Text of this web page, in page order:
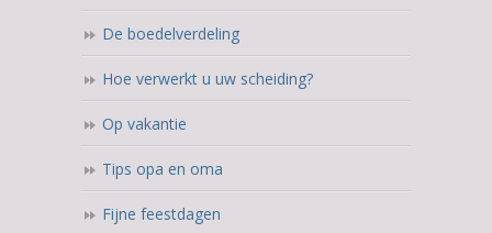
De boedelverdeling
Hoe verwerkt u uw scheiding?
Op vakantie
Tips opa en oma
Fijne feestdagen